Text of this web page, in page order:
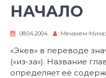
НАЧАЛО
08.04.2004 Менахем-
«Экев» в переводе
(«из-за»). Название
определяет её